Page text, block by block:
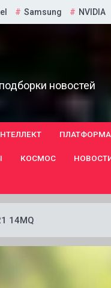
Samsung NVIDIA
новостей
ПЛАТФОРМА
КОСМОС
14MQ